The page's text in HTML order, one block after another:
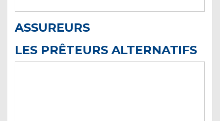
ASSUREURS
LES PRÊTEURS ALTERNATIFS